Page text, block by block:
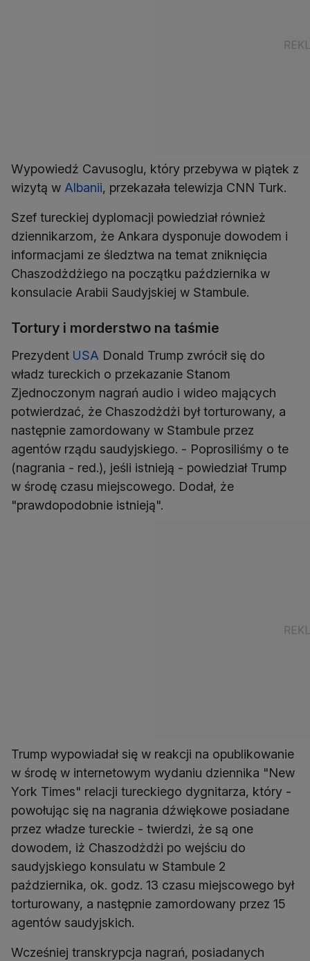
Wypowiedź Cavusoglu, który przebywa w piątek z
wizytą w Albanii, przekazała telewizja CNN Turk.
Szef tureckiej dyplomacji powiedział również
dziennikarzom, że Ankara dysponuje dowodem i
informacjami ze śledztwa na temat zniknięcia
Chaszodżdżiego na początku października w
konsulacie Arabii Saudyjskiej w Stambule.
Tortury i morderstwo na taśmie
Prezydent USA Donald Trump zwrócił się do
władz tureckich o przekazanie Stanom
Zjednoczonym nagrań audio i wideo mających
potwierdzać, że Chaszodżdżi był torturowany, a
następnie zamordowany w Stambule przez
agentów rządu saudyjskiego. - Poprosiliśmy o te
(nagrania - red.), jeśli istnieją - powiedział Trump
w środę czasu miejscowego. Dodał, że
"prawdopodobnie istnieją".
Trump wypowiadał się w reakcji na opublikowanie
w środę w internetowym wydaniu dziennika "New
York Times" relacji tureckiego dygnitarza, który -
powołując się na nagrania dźwiękowe posiadane
przez władze tureckie - twierdzi, że są one
dowodem, iż Chaszodżdżi po wejściu do
saudyjskiego konsulatu w Stambule 2
października, ok. godz. 13 czasu miejscowego był
torturowany, a następnie zamordowany przez 15
agentów saudyjskich.
Wcześniej transkrypcja nagrań, posiadanych